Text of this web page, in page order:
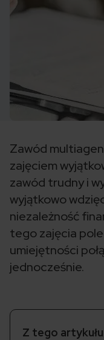
Zawód
zajęciem
zawód trudny i
wyjątkowo
niezależność
tego zajęcia
umiejętności
jednocześnie.
Z tego